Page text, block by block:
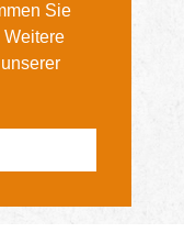
Sie
Weitere